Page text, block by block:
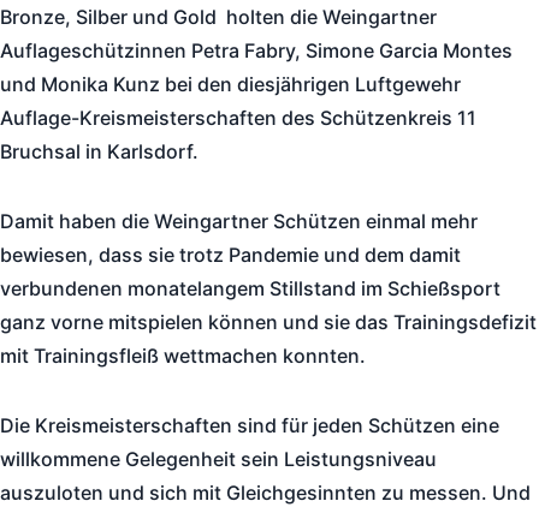
Bronze, Silber und Gold holten die Weingartner
Auflageschützinnen Petra Fabry, Simone Garcia Montes
und Monika Kunz bei den diesjährigen Luftgewehr
Auflage-Kreismeisterschaften des Schützenkreis 11
Bruchsal in Karlsdorf.
Damit haben die Weingartner Schützen einmal mehr
bewiesen, dass sie trotz Pandemie und dem damit
verbundenen monatelangem Stillstand im Schießsport
ganz vorne mitspielen können und sie das Trainingsdefizit
mit Trainingsfleiß wettmachen konnten.
Die Kreismeisterschaften sind für jeden Schützen eine
willkommene Gelegenheit sein Leistungsniveau
auszuloten und sich mit Gleichgesinnten zu messen. Und